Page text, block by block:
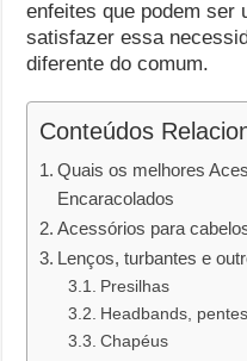
enfeites que podem ser
satisfazer essa
diferente do comum.
Conteúdos
Quais os melhores
Encaracolados
Acessórios para
Lenços, turbantes e
Presilhas
Headbands,
Chapéus